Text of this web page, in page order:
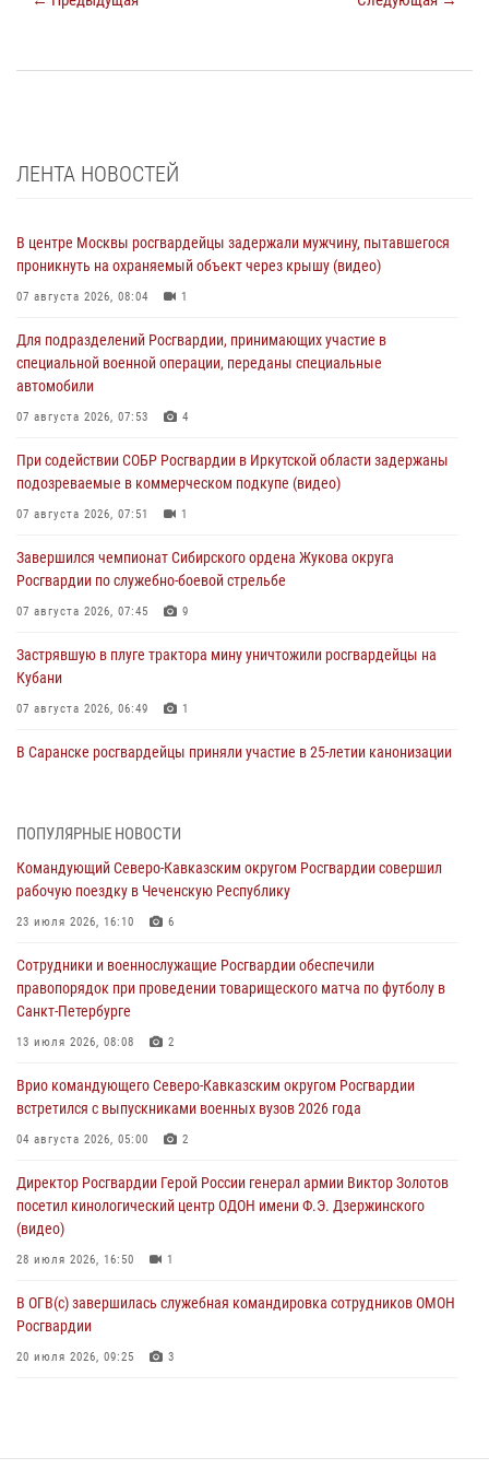
ЛЕНТА НОВОСТЕЙ
В центре Москвы росгвардейцы задержали мужчину, пытавшегося
проникнуть на охраняемый объект через крышу (видео)
07 августа 2026, 08:04 1
Для подразделений Росгвардии, принимающих участие в
специальной военной операции, переданы специальные
автомобили
07 августа 2026, 07:53 4
При содействии СОБР Росгвардии в Иркутской области задержаны
подозреваемые в коммерческом подкупе (видео)
07 августа 2026, 07:51 1
Завершился чемпионат Сибирского ордена Жукова округа
Росгвардии по служебно-боевой стрельбе
07 августа 2026, 07:45 9
Застрявшую в плуге трактора мину уничтожили росгвардейцы на
Кубани
07 августа 2026, 06:49 1
В Саранске росгвардейцы приняли участие в 25‑летии канонизации
Народной Республики
07 августа 2026, 05:00
с детьми внутри
07 августа 2026, 04:10 1
Оказавшего сопротивление злоумышленника задержали при
07 августа 2026, 04:00 1
При силовой поддержке спецназа Росгвардии в Красноярском крае
(видео)
1
ПОПУЛЯРНЫЕ НОВОСТИ
Командующий Северо-Кавказским округом Росгвардии совершил
рабочую поездку в Чеченскую Республику
23 июля 2026, 16:10 6
Сотрудники и военнослужащие Росгвардии обеспечили
правопорядок при проведении товарищеского матча по футболу в
Санкт-Петербурге
13 июля 2026, 08:08 2
Врио командующего Северо-Кавказским округом Росгвардии
встретился с выпускниками военных вузов 2026 года
04 августа 2026, 05:00 2
Директор Росгвардии Герой России генерал армии Виктор Золотов
посетил кинологический центр ОДОН имени Ф.Э. Дзержинского
(видео)
28 июля 2026, 16:50 1
В ОГВ(с) завершилась служебная командировка сотрудников ОМОН
Росгвардии
20 июля 2026, 09:25 3